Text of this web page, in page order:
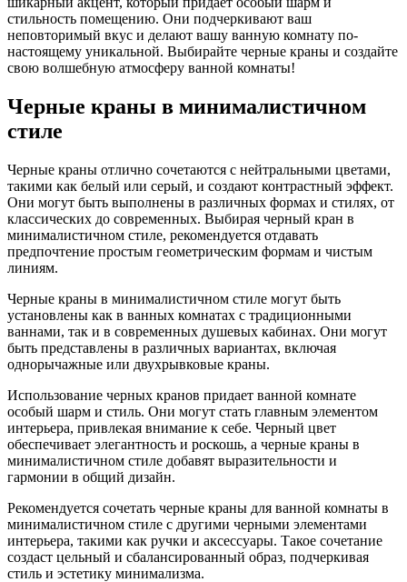
стильность помещению. Они подчеркивают ваш
неповторимый вкус и делают вашу ванную комнату по-
настоящему уникальной. Выбирайте черные краны и создайте
свою волшебную атмосферу ванной комнаты!
Черные краны в минималистичном
стиле
Черные краны отлично сочетаются с нейтральными цветами,
такими как белый или серый, и создают контрастный эффект.
Они могут быть выполнены в различных формах и стилях, от
классических до современных. Выбирая черный кран в
минималистичном стиле, рекомендуется отдавать
предпочтение простым геометрическим формам и чистым
линиям.
Черные краны в минималистичном стиле могут быть
установлены как в ванных комнатах с традиционными
ваннами, так и в современных душевых кабинах. Они могут
быть представлены в различных вариантах, включая
однорычажные или двухрывковые краны.
Использование черных кранов придает ванной комнате
особый шарм и стиль. Они могут стать главным элементом
интерьера, привлекая внимание к себе. Черный цвет
обеспечивает элегантность и роскошь, а черные краны в
минималистичном стиле добавят выразительности и
гармонии в общий дизайн.
Рекомендуется сочетать черные краны для ванной комнаты в
минималистичном стиле с другими черными элементами
интерьера, такими как ручки и аксессуары. Такое сочетание
создаст цельный и сбалансированный образ, подчеркивая
стиль и эстетику минимализма.